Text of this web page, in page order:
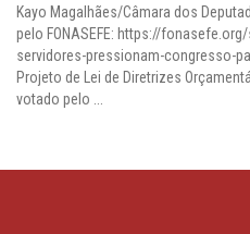
Kayo Magalhães/Câmara dos
pelo FONASEFE: https://
servidores-pressionam-congresso-
Projeto de Lei de Diretrizes
votado pelo ...